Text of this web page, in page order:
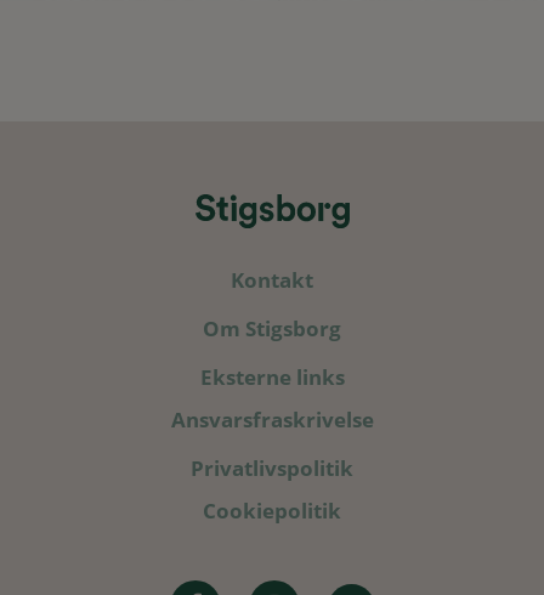
Kontakt
Om Stigsborg
Eksterne links
Ansvarsfraskrivelse
Privatlivspolitik
Cookiepolitik